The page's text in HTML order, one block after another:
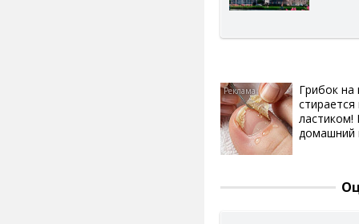
Грибок на
стирается
ластиком!
домашний